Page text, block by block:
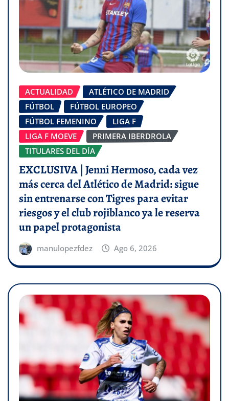
ACTUALIDAD
ATLÉTICO DE MADRID
FÚTBOL
FÚTBOL EUROPEO
FÚTBOL FEMENINO
LIGA F
LIGA F MOEVE
PRIMERA IBERDROLA
TITULARES DEL DÍA
EXCLUSIVA | Jenni Hermoso, cada vez
más cerca del Atlético de Madrid: sigue
sin entrenarse con Tigres para evitar
riesgos y el club rojiblanco ya le reserva
un papel protagonista
manulopezfdez Ago 6, 2026